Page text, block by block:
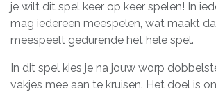
je wilt dit spel keer op keer spelen! In
mag iedereen meespelen, wat maakt
meespeelt gedurende het hele spel.
In dit spel kies je na jouw worp
vakjes mee aan te kruisen. Het doel is